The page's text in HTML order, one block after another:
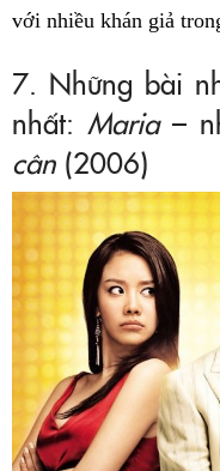
với nhiều khán giả
7. Những bài
nhất: Maria–
cân (2006)